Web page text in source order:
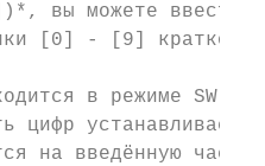
вы можете ввести
[0] - [9]
в режиме SW /
цифр устанавливает
на введённую